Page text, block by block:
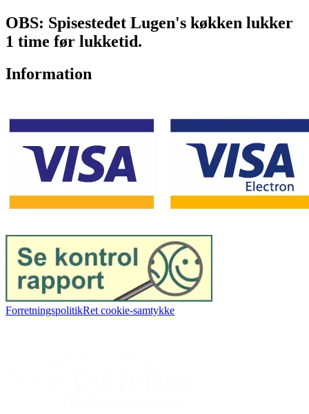
OBS: Spisestedet Lugen's køkken lukker
1 time før lukketid.
Information
ForretningspolitikRet cookie-samtykke